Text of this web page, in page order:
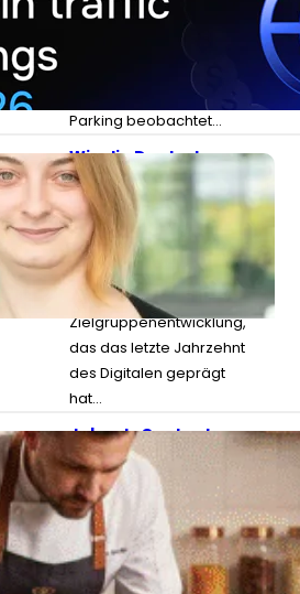
In den letzten Jahren
Einnahmen aus Domain-
Parking beobachtet…
Wie die Deutsche
Welle im Zeitalter
algorithmischer
Datenanalyse eine
Publikumsstrategie
für über 30 Sprachen
entwickelt
Das Handbuch zur
Zielgruppenentwicklung,
das das letzte Jahrzehnt
des Digitalen geprägt
hat…
Jobs als Content
Creator: Was man
für die Arbeit in den
Bereichen Essen,
Make-up und
Gaming braucht
Die Berufe von Content-
Erstellern haben sich